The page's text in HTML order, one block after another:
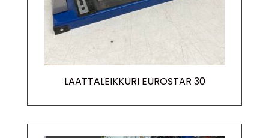
LAATTALEIKKURI EUROSTAR 30